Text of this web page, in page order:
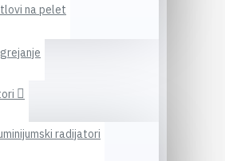
na pelet
radijatori